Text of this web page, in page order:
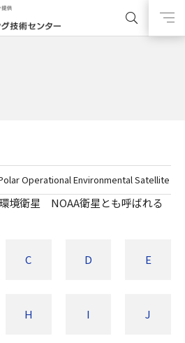
Operational Environmental Satellite
境衛星 NOAA衛星とも呼ばれる
C D E
H I J